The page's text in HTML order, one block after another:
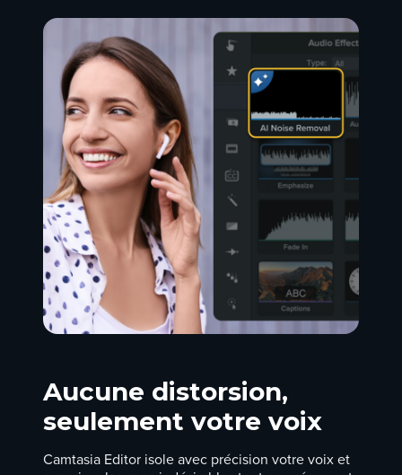
Aucune distorsion,
seulement votre voix
Camtasia Editor isole avec précision votre voix et